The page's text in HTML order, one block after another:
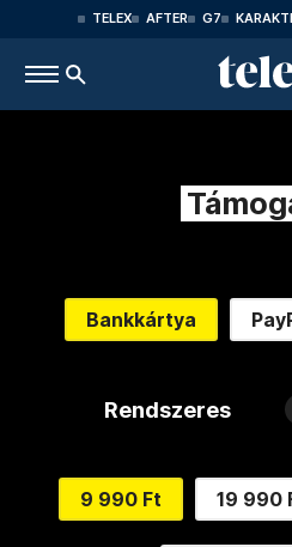
TELEX AFTER G7
Bankkártya
Rendszeres
9 990 Ft 19 990